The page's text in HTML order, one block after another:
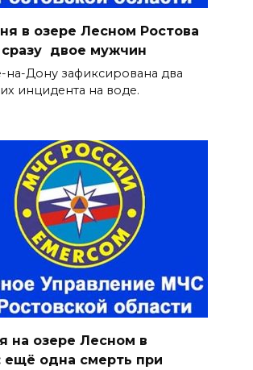
в озере Лесном Ростова
сразу двое мужчин
на-Дону зафиксирована два
инцидента на воде.
на озере Лесном в
ещё одна смерть при